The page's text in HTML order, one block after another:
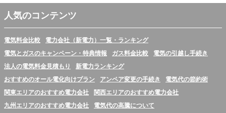
人気のコンテンツ
電気料金比較
電力会社（新電力）一覧・ランキング
電気とガスのキャンペーン・特典情報
ガス料金比較
電気の引越し手続き
法人の電気料金見積もり
新電力ランキング
おすすめのオール電化向けプラン
アンペア変更の手続き
電気代の節約術
関東エリアのおすすめ電力会社
関西エリアのおすすめ電力会社
九州エリアのおすすめ電力会社
電気代の高騰について